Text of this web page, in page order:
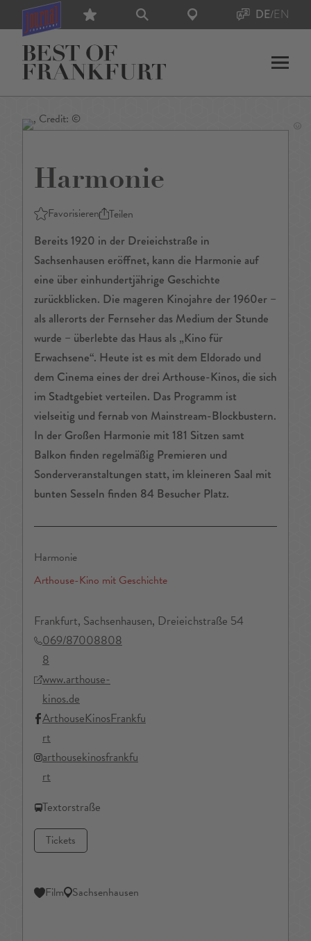
DE/EN
Harmonie
Favorisieren Teilen
Bereits 1920 in der Dreieichstraße in
Sachsenhausen eröffnet, kann die Harmonie auf
eine über einhundertjährige Geschichte
zurückblicken. Die mageren Kinojahre der 1960er –
als allerorts der Fernseher das Medium der Stunde
wurde – überlebte das Haus als „Kino für
Erwachsene“. Heute ist es mit dem Eldorado und
dem Cinema eines der drei Arthouse-Kinos, die sich
im Stadtgebiet verteilen. Das Programm ist
vielseitig und fernab von Mainstream-Blockbustern.
In der Großen Harmonie mit 181 Sitzen samt
Balkon finden regelmäßig Premieren und
Sonderveranstaltungen statt, im kleineren Saal mit
bunten Sesseln finden 84 Besucher Platz.
Harmonie
Arthouse-Kino mit Geschichte
Frankfurt, Sachsenhausen, Dreieichstraße 54
069/87008808
8
www.arthouse-
kinos.de
ArthouseKinosFrankfu
rt
arthousekinosfrankfu
rt
Textorstraße
Tickets
Film Sachsenhausen